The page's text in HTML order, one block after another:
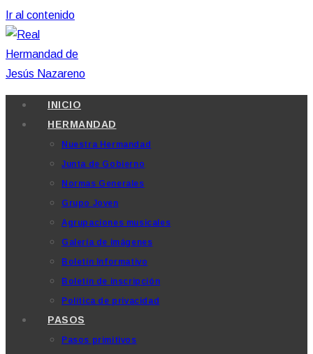
Ir al contenido
INICIO
HERMANDAD
Nuestra Hermandad
Junta de Gobierno
Normas Generales
Grupo Joven
Agrupaciones musicales
Galería de imágenes
Boletín Informativo
Boletín de inscripción
Política de privacidad
PASOS
Pasos primitivos